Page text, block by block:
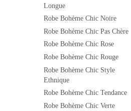
Longue
Robe Bohème Chic Noire
Robe Bohème Chic Pas Chère
Robe Bohème Chic Rose
Robe Bohème Chic Rouge
Robe Bohème Chic Style
Ethnique
Robe Bohème Chic Tendance
Robe Bohème Chic Verte